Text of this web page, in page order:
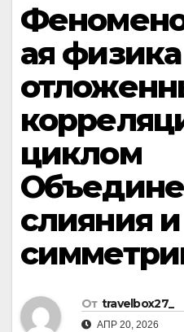
ая физика
циклом
слияния
От travelbox27_
АПР 20, 2026